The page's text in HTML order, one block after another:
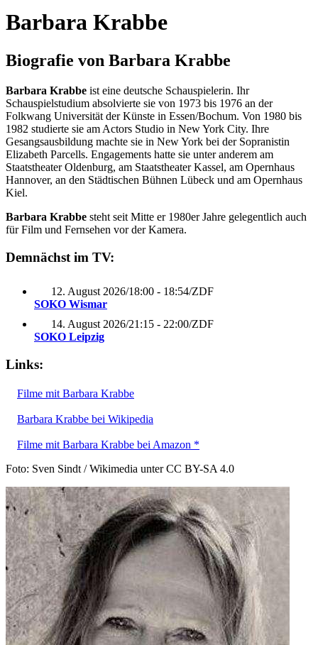
Barbara Krabbe
Biografie von Barbara Krabbe
Barbara Krabbe ist eine deutsche Schauspielerin. Ihr
Schauspielstudium absolvierte sie von 1973 bis 1976 an der
Folkwang Universität der Künste in Essen/Bochum. Von 1980 bis
1982 studierte sie am Actors Studio in New York City. Ihre
Gesangsausbildung machte sie in New York bei der Sopranistin
Elizabeth Parcells. Engagements hatte sie unter anderem am
Staatstheater Oldenburg, am Staatstheater Kassel, am Opernhaus
Hannover, an den Städtischen Bühnen Lübeck und am Opernhaus
Kiel.
Barbara Krabbe steht seit Mitte er 1980er Jahre gelegentlich auch
für Film und Fernsehen vor der Kamera.
Demnächst im TV:
12. August 2026/18:00 - 18:54/ZDF
SOKO Wismar
14. August 2026/21:15 - 22:00/ZDF
SOKO Leipzig
Links:
Filme mit Barbara Krabbe
Barbara Krabbe bei Wikipedia
Filme mit Barbara Krabbe bei Amazon *
Foto: Sven Sindt / Wikimedia unter CC BY-SA 4.0